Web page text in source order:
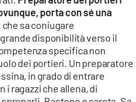
porta con sé una
, che sa coniugare
disponibilità verso il
specifica non
dei portieri. Un preparatore
in grado di entrare
i ragazzi che allena, di